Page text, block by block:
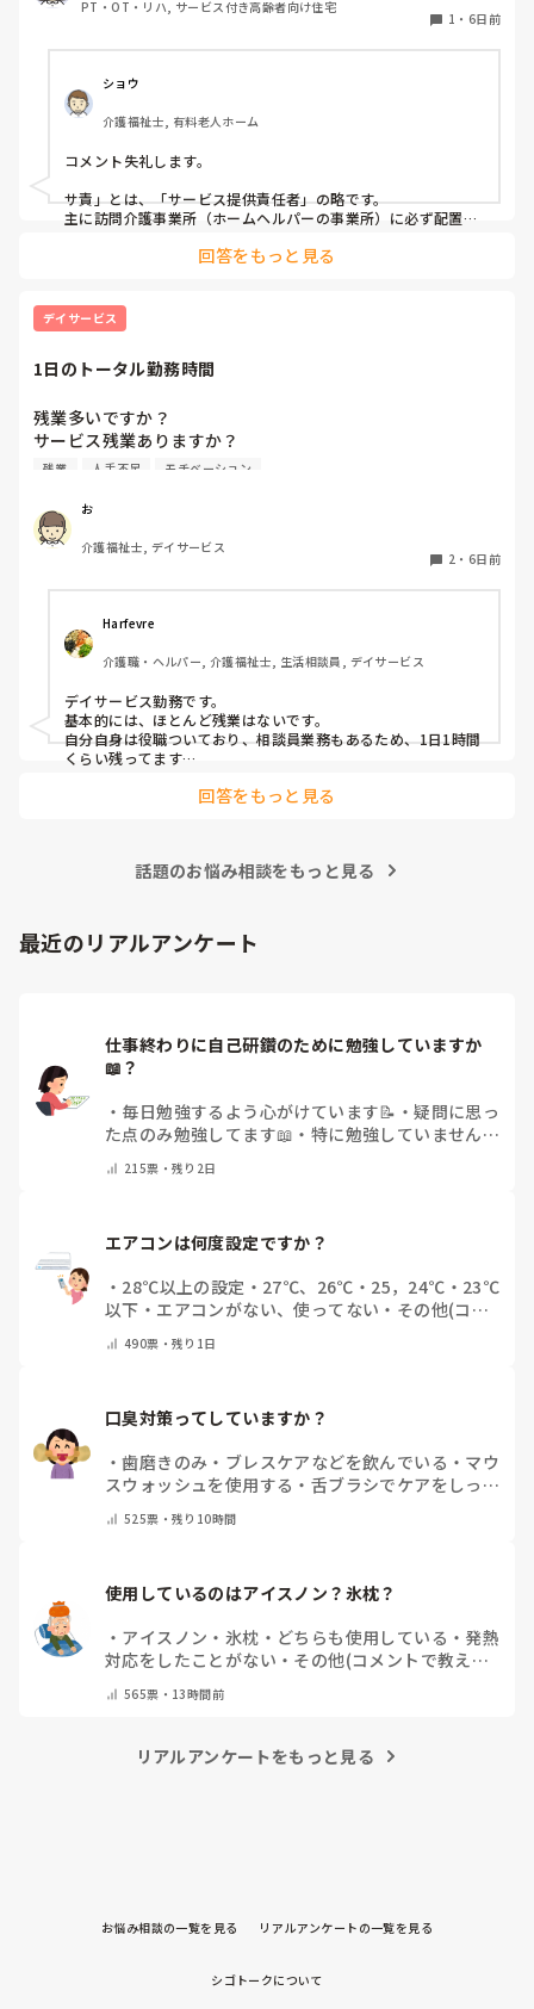
じゃあ！！逆に、最近の大人って何してる？ゲーム？漫画？プ
90代なら、大人がやる事ではない！！と言う概念かな？大人の
食べに行くのは、カウンターの寿司屋？フレンチ？
そんなの考えたら、大人っぽいイベントって？本当に何？
ご飯食べる、プレゼントあげたり、もらったり。
後は、良くて旅行？位なものでしょ？
なら、多少子供っぽいのかも知れないけど、楽しい！！って思
わせる事に、振り切ってしまえば？、と思います。
生にひな祭り、端午の節句やろうぜ！！って、ならないよね？
やるとしたら、子供、高齢者施設位じゃない？？
はしゃいでる時点で、子供っぽいって、思いません？
と思います。
大人っぽいにこだわり持ち過ぎて、楽しく無いならやらなくて
そこに、こだわり持てば、迷走するでしょうね。　大人っぽい
にこだわるのは、第3者であって、当事者は、そこにこだわり
持ってる人、何人いてるのかな？私も、同じ悩み持ってました
ん。が、私の行き着いた結果です。
それ見て言うのは、客観的に見てる、第3者か、主宰する側の
意見や印象の問題であって、当事者はそこにこだわる？？
PT・OT・リハ, サービス付き高齢者向け住宅
1 ・ 6日前
ショウ
介護福祉士, 有料老人ホーム
コメント失礼します。
サ責」とは、「サービス提供責任者」の略です。
主に訪問介護事業所（ホームヘルパーの事業所）に必ず配置さ
んね。
施設で働いていると管理者になるので自分の施設では馴染みの
しく説明出来ず、すみません。お役に立てたら幸いです。
回答をもっと見る
デイサービス
1日のトータル勤務時間
残業多いですか？
サービス残業ありますか？
1日に何時間くらい働いていますか？
残業 人手不足 モチベーション
お
介護福祉士, デイサービス
2 ・ 6日前
Harfevre
介護職・ヘルパー, 介護福祉士, 生活相談員, デイサービス
デイサービス勤務です。
基本的には、ほとんど残業はないです。
自分自身は役職ついており、相談員業務もあるため、1日1時間
くらい残ってます…
回答をもっと見る
話題のお悩み相談をもっと見る
最近のリアルアンケート
仕事終わりに自己研鑽のために勉強していますか
📖？
・ 毎日勉強するよう心がけています📝 ・疑問に思っ
た点のみ勉強してます📖 ・ 特に勉強していません・
215票・残り2日
エアコンは何度設定ですか？
・ 28℃以上の設定 ・ 27℃、26℃ ・ 25，24℃ ・ 23℃
以下 ・ エアコンがない、使ってない ・ その他(コメ
490票・残り1日
口臭対策ってしていますか？
・歯磨きのみ ・ ブレスケアなどを飲んでいる ・ マウ
スウォッシュを使用する ・ 舌ブラシでケアをしっか
いない・その他（コメントで教えてください）
525票・残り10時間
使用しているのはアイスノン？氷枕？
・ アイスノン ・ 氷枕 ・ どちらも使用している ・ 発熱
対応をしたことがない ・ その他(コメントで教えて
565票・ 13時間前
リアルアンケートをもっと見る
お悩み相談の一覧を見る リアルアンケートの一覧を見る
シゴトークについて